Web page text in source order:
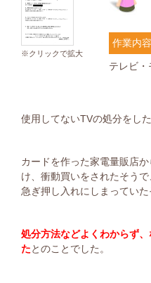
※クリックで拡大
作業内容
テレビ・
使用してないTVの処分をした
カードを作った家電量販店
け、衝動買いをされたそう
急ぎ押し入れにしまっていた
処分方法などよくわからず
たとのことでした。